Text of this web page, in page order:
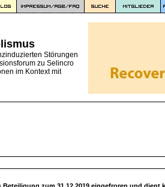
Störungen
zu Selincro
im Kontext mit